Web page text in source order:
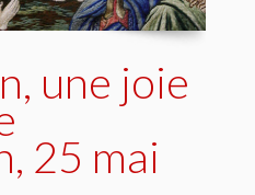
une joie
25 mai